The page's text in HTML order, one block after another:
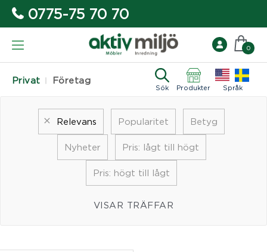
0775-75 70 70
Privat Företag
Sök Produkter Språk
0
Relevans Popularitet Betyg
Nyheter Pris: lågt till högt
Pris: högt till lågt
VISAR TRÄFFAR